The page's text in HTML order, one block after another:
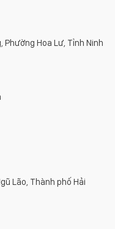
Phường Hoa Lư, Tỉnh Ninh
Lão, Thành phố Hải